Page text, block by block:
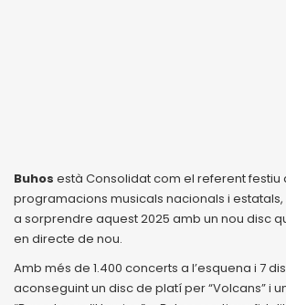
Buhos està Consolidat com el referent festiu
programacions musicals nacionals i estatals,
a sorprendre aquest 2025 amb un nou disc
en directe de nou.
Amb més de 1.400 concerts a l’esquena i 7
aconseguint un disc de platí per “Volcans” i